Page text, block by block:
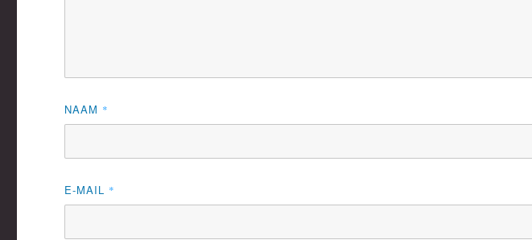
NAAM *
E-MAIL *